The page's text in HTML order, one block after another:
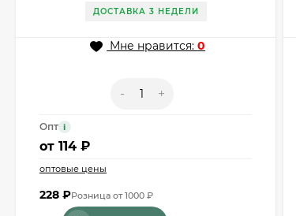
ДОСТАВКА 3 НЕДЕЛИ
Мне нравится:0
- +
Опт i
от 114 ₽
оптовые цены
228 ₽Розница от 1000 ₽